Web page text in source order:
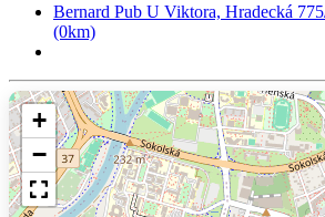
Bernard Pub U Viktora, Hradecká
(0km)
+
−